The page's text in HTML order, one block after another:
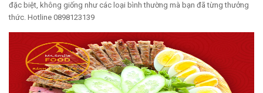
đặc biệt, không giống như các loại bình thường mà bạn đã từng thưởng
thức. Hotline 0898123139